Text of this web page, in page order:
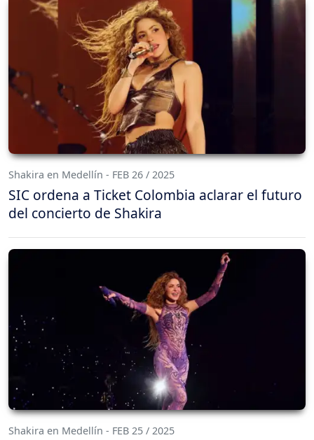
Shakira en Medellín - FEB 26 / 2025
SIC ordena a Ticket Colombia aclarar el futuro
del concierto de Shakira
Shakira en Medellín - FEB 25 / 2025